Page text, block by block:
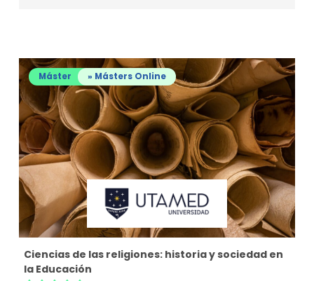
Máster » Másters Online
Ciencias de las religiones: historia y sociedad en
la Educación